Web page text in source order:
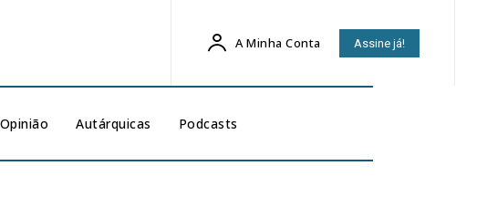
A Minha Conta Assine já!
Opinião Autárquicas Podcasts